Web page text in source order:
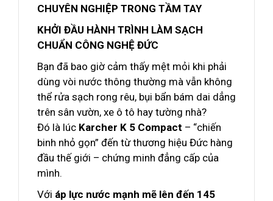
CHUYÊN NGHIỆP TRONG TẦM TAY
KHỞI ĐẦU HÀNH TRÌNH LÀM SẠCH
CHUẨN CÔNG NGHỆ ĐỨC
Bạn đã bao giờ cảm thấy mệt mỏi khi phải
dùng vòi nước thông thường mà vẫn không
thể rửa sạch rong rêu, bụi bẩn bám dai dẳng
trên sân vườn, xe ô tô hay tường nhà?
Đó là lúc Karcher K 5 Compact – “chiến
binh nhỏ gọn” đến từ thương hiệu Đức hàng
đầu thế giới – chứng minh đẳng cấp của
mình.
Với áp lực nước mạnh mẽ lên đến 145